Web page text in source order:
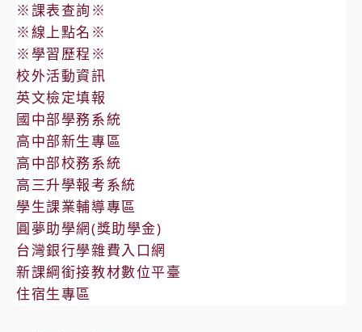
※課表查詢※
※線上點名※
※學習歷程※
校外活動資訊
英文檢定填報
國中部學務系統
高中部新生專區
高中部校務系統
高三升學報考系統
學生課業輔導專區
圓夢助學網(獎助學金)
台灣銀行學雜費入口網
新課綱銜接教材數位平臺
住宿生專區